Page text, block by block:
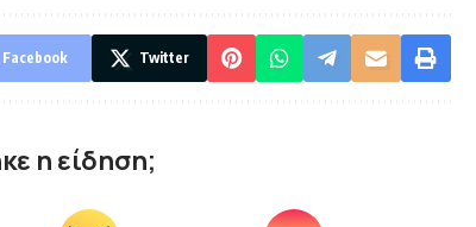
Facebook Twitter
η είδηση;